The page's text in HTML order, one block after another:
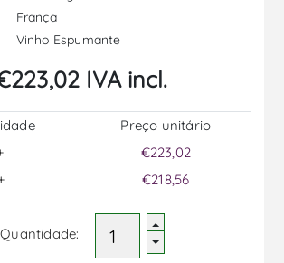
França
Vinho Espumante
IVA incl.
Preço unitário
€223,02
€218,56
Quantidade: